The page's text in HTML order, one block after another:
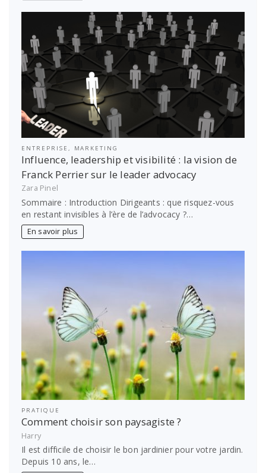
ENTREPRISE , MARKETING
Influence, leadership et visibilité : la vision de
Franck Perrier sur le leader advocacy
Zara Pinel
Sommaire : Introduction Dirigeants : que risquez-vous
en restant invisibles à l’ère de l’advocacy ?…
En savoir plus
PRATIQUE
Comment choisir son paysagiste ?
Harry
Il est difficile de choisir le bon jardinier pour votre jardin.
Depuis 10 ans, le…